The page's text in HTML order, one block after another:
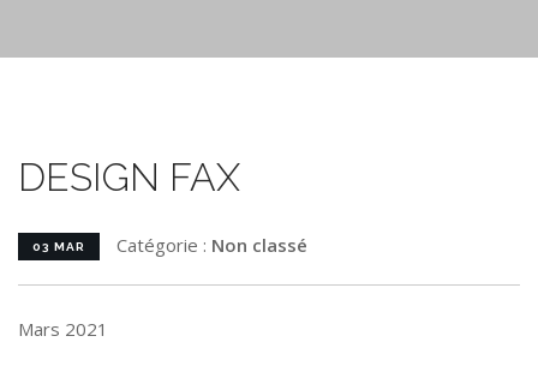
DESIGN FAX
03 MAR Catégorie : Non classé
Mars 2021